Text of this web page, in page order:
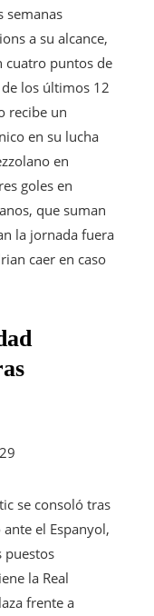
semanas
a su alcance,
cuatro puntos de
los últimos 12
recibe un
en su lucha
en
goles en
que suman
la jornada fuera
caer en caso
se consoló tras
el Espanyol,
puestos
la Real
frente a